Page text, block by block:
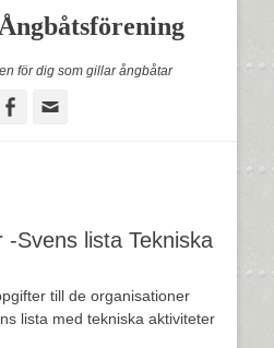
för dig som gillar ångbåtar
Facebook
-Svens lista Tekniska
till de organisationer
lista med tekniska aktiviteter